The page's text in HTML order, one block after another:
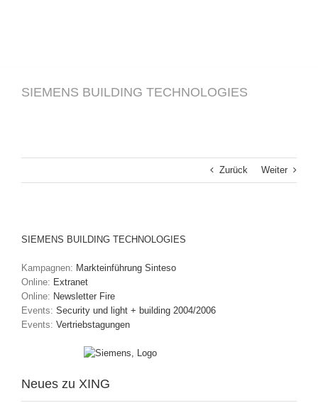
SIEMENS BUILDING TECHNOLOGIES
Zurück Weiter
SIEMENS BUILDING TECHNOLOGIES
Kampagnen: Markteinführung Sinteso
Online: Extranet
Online: Newsletter Fire
Events: Security und light + building 2004/2006
Events: Vertriebstagungen
Neues zu XING